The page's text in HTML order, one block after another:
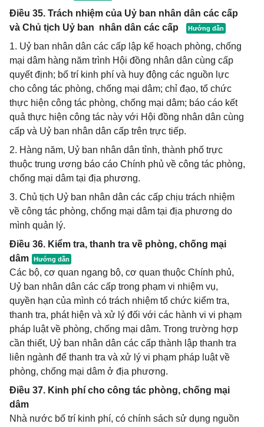
Điều 35. Trách nhiệm của Uỷ ban nhân dân các cấp
và Chủ tịch Uỷ ban nhân dân các cấp
1. Uỷ ban nhân dân các cấp lập kế hoạch phòng, chống
mại dâm hàng năm trình Hội đồng nhân dân cùng cấp
quyết định; bố trí kinh phí và huy động các nguồn lực
cho công tác phòng, chống mại dâm; chỉ đạo, tổ chức
thực hiện công tác phòng, chống mại dâm; báo cáo kết
quả thực hiện công tác này với Hội đồng nhân dân cùng
cấp và Uỷ ban nhân dân cấp trên trực tiếp.
2. Hàng năm, Uỷ ban nhân dân tỉnh, thành phố trực
thuộc trung ương báo cáo Chính phủ về công tác phòng,
chống mại dâm tại địa phương.
3. Chủ tịch Uỷ ban nhân dân các cấp chịu trách nhiệm
về công tác phòng, chống mại dâm tại địa phương do
mình quản lý.
Điều 36. Kiểm tra, thanh tra về phòng, chống mại
dâm
Các bộ, cơ quan ngang bộ, cơ quan thuộc Chính phủ,
Uỷ ban nhân dân các cấp trong phạm vi nhiệm vụ,
quyền hạn của mình có trách nhiệm tổ chức kiểm tra,
thanh tra, phát hiện và xử lý đối với các hành vi vi phạm
pháp luật về phòng, chống mại dâm. Trong trường hợp
cần thiết, Uỷ ban nhân dân các cấp thành lập thanh tra
liên ngành để thanh tra và xử lý vi phạm pháp luật về
phòng, chống mại dâm ở địa phương.
Điều 37. Kinh phí cho công tác phòng, chống mại
dâm
Nhà nước bố trí kinh phí, có chính sách sử dụng nguồn